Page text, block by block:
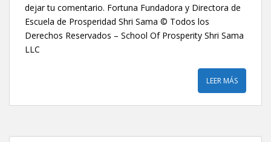
dejar tu comentario. Fortuna Fundadora y Directora de
Escuela de Prosperidad Shri Sama © Todos los
Derechos Reservados – School Of Prosperity Shri Sama
LLC
LEER MÁS